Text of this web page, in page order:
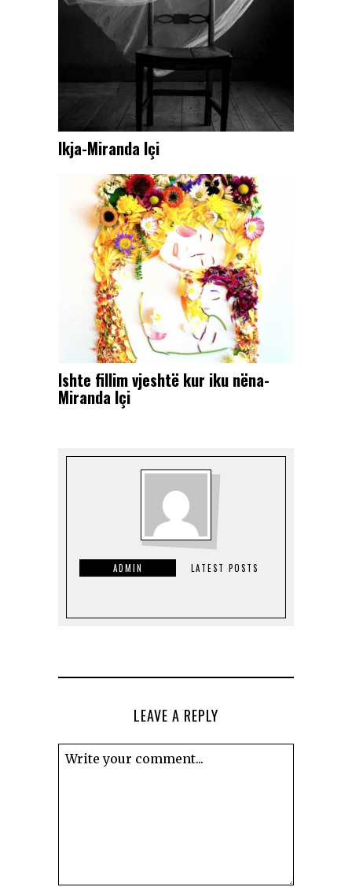
Ikja-Miranda Içi
Ishte fillim vjeshtë kur iku nëna-
Miranda Içi
ADMIN LATEST POSTS
LEAVE A REPLY